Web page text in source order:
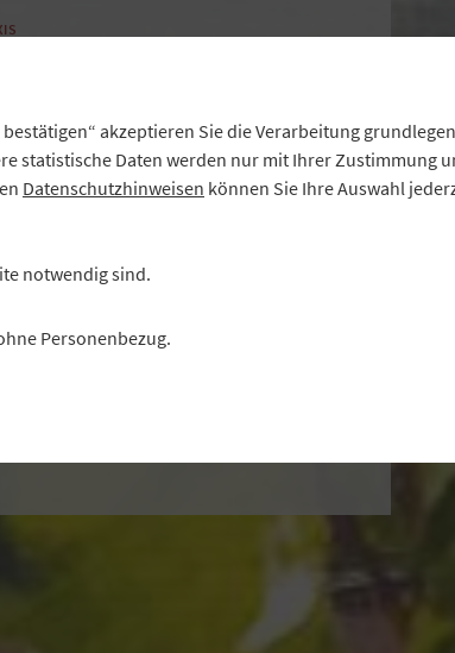
neu
Winzer davon profitieren
eG (GWF).
akzeptieren Sie die Verarbeitung
statistische Daten werden nur mit Ihrer Zustimmung
Datenschutzhinweisen können Sie Ihre Auswahl
notwendig sind.
Personenbezug.